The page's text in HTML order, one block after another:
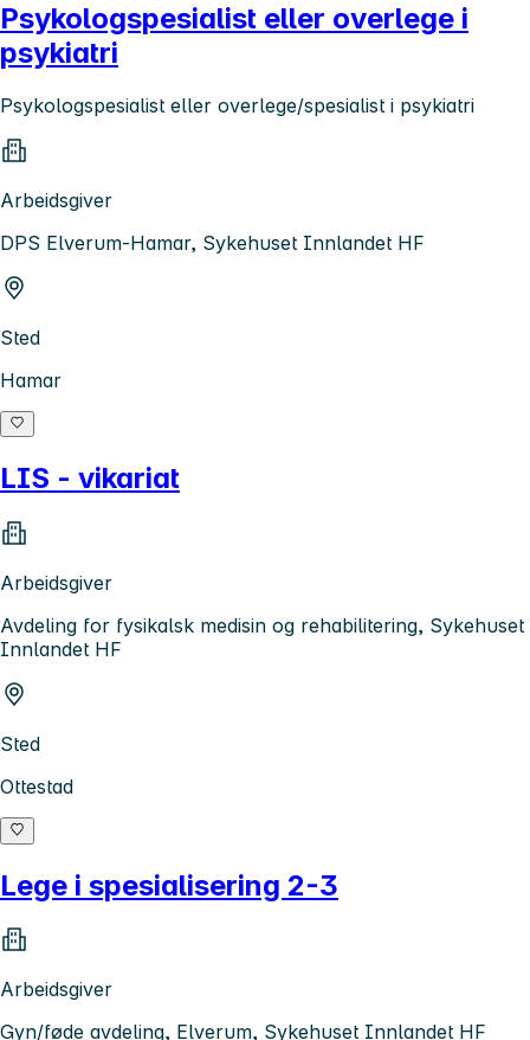
Psykologspesialist eller overlege i
psykiatri
Psykologspesialist eller overlege/spesialist i psykiatri
Arbeidsgiver
DPS Elverum-Hamar, Sykehuset Innlandet HF
Sted
Hamar
LIS - vikariat
Arbeidsgiver
Avdeling for fysikalsk medisin og rehabilitering, Sykehuset
Innlandet HF
Sted
Ottestad
Lege i spesialisering 2-3
Arbeidsgiver
Gyn/føde avdeling, Elverum, Sykehuset Innlandet HF